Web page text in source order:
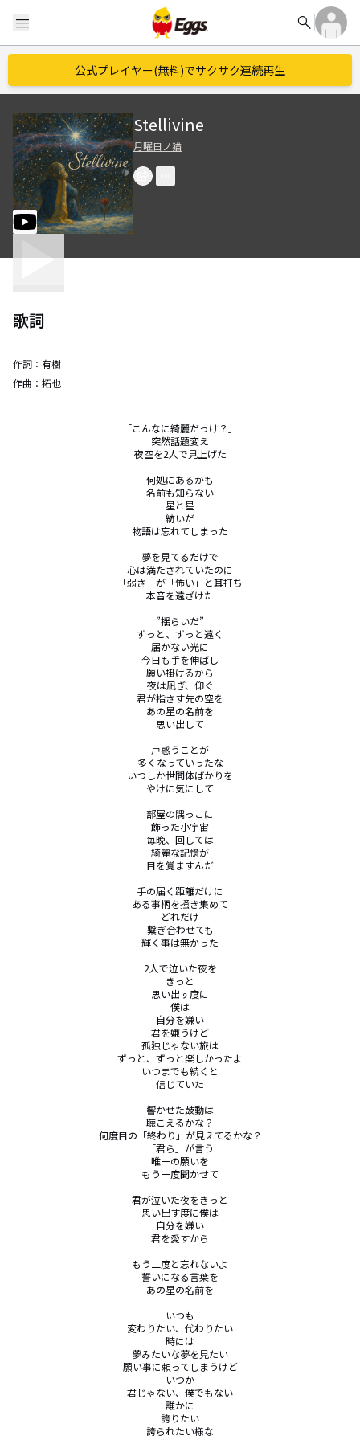
menu search
公式プレイヤー(無料)でサクサク連続再生
Stellivine
月曜日ノ猫
歌詞
作詞： 有樹
作曲： 拓也
「こんなに綺麗だっけ？」
突然話題変え
夜空を2人で見上げた
何処にあるかも
名前も知らない
星と星
紡いだ
物語は忘れてしまった
夢を見てるだけで
心は満たされていたのに
「弱さ」が「怖い」と耳打ち
本音を遠ざけた
”揺らいだ”
ずっと、ずっと遠く
届かない光に
今日も手を伸ばし
願い掛けるから
夜は凪ぎ、仰ぐ
君が指さす先の空を
あの星の名前を
思い出して
戸惑うことが
多くなっていったな
いつしか世間体ばかりを
やけに気にして
部屋の隅っこに
飾った小宇宙
毎晩、回しては
綺麗な記憶が
目を覚ますんだ
手の届く距離だけに
ある事柄を掻き集めて
どれだけ
繋ぎ合わせても
輝く事は無かった
2人で泣いた夜を
きっと
思い出す度に
僕は
自分を嫌い
君を嫌うけど
孤独じゃない旅は
ずっと、ずっと楽しかったよ
いつまでも続くと
信じていた
響かせた鼓動は
聴こえるかな？
何度目の「終わり」が見えてるかな？
「君ら」が言う
唯一の願いを
もう一度聞かせて
君が泣いた夜をきっと
思い出す度に僕は
自分を嫌い
君を愛すから
もう二度と忘れないよ
誓いになる言葉を
あの星の名前を
いつも
変わりたい、代わりたい
時には
夢みたいな夢を見たい
願い事に頼ってしまうけど
いつか
君じゃない、僕でもない
誰かに
誇りたい
誇られたい様な